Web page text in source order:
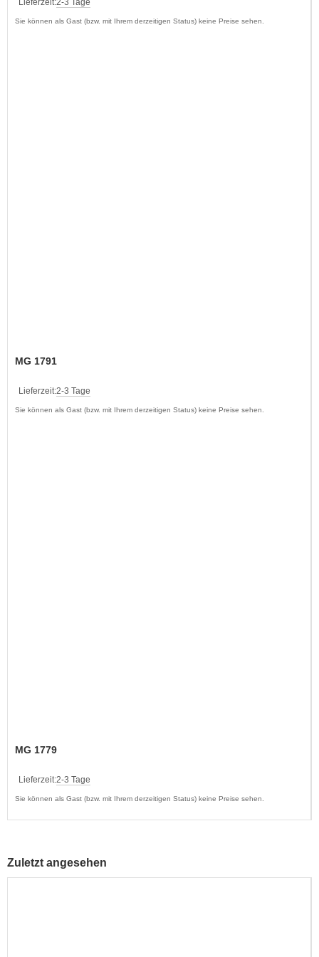
Lieferzeit:2-3 Tage
Sie können als Gast (bzw. mit Ihrem derzeitigen Status) keine Preise sehen.
MG 1791
Lieferzeit:2-3 Tage
Sie können als Gast (bzw. mit Ihrem derzeitigen Status) keine Preise sehen.
MG 1779
Lieferzeit:2-3 Tage
Sie können als Gast (bzw. mit Ihrem derzeitigen Status) keine Preise sehen.
Zuletzt angesehen